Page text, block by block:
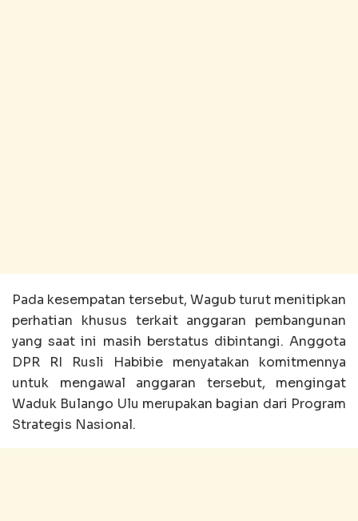
Pada kesempatan tersebut, Wagub turut menitipkan
perhatian khusus terkait anggaran pembangunan
yang saat ini masih berstatus dibintangi. Anggota
DPR RI Rusli Habibie menyatakan komitmennya
untuk mengawal anggaran tersebut, mengingat
Waduk Bulango Ulu merupakan bagian dari Program
Strategis Nasional.